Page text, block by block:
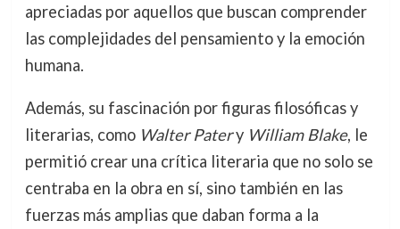
apreciadas por aquellos que buscan comprender
las complejidades del pensamiento y la emoción
humana.
Además, su fascinación por figuras filosóficas y
literarias, como Walter Patery William Blake, le
permitió crear una crítica literaria que no solo se
centraba en la obra en sí, sino también en las
fuerzas más amplias que daban forma a la